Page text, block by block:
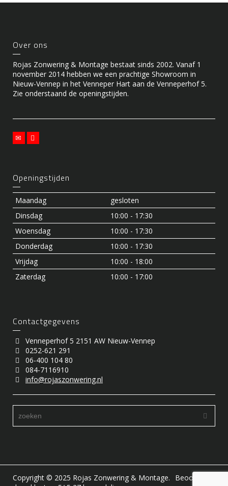
Over ons
Rojas Zonwering & Montage bestaat sinds 2002. Vanaf 1
november 2014 hebben we een prachtige Showroom in
Nieuw-Vennep in het Venneper Hart aan de Venneperhof 5.
Zie onderstaand de openingstijden.
Openingstijden
Maandag
gesloten
Dinsdag
10:00 - 17:30
Woensdag
10:00 - 17:30
Donderdag
10:00 - 17:30
Vrijdag
10:00 - 18:00
Zaterdag
10:00 - 17:00
Contactgegevens
Venneperhof 5 2151 AW Nieuw-Vennep
0252-621 291
06-400 104 80
084-7116910
info@rojaszonwering.nl
Copyright © 2025 Rojas Zonwering & Montage.
Beoordeling